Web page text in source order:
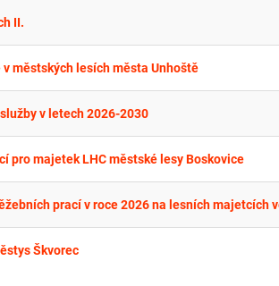
II.
městských lesích města Unhoště
v letech 2026-2030
pro majetek LHC městské lesy Boskovice
prací v roce 2026 na lesních majetcích
Škvorec